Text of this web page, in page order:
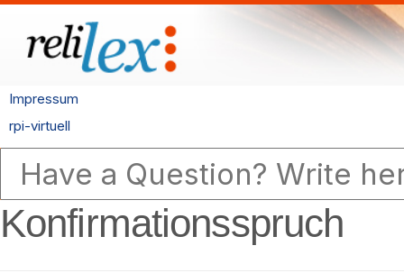
Impressum
rpi-virtuell
Konfirmationsspruch